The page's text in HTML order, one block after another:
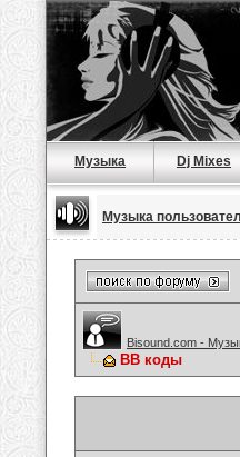
Музыка Dj Mixes
Музыка
Bisound.com -
BB коды